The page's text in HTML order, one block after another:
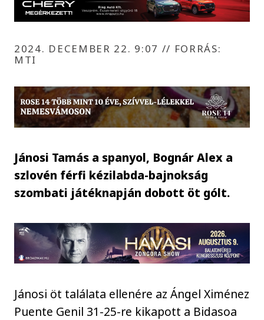
2024. DECEMBER 22. 9:07 // FORRÁS:
MTI
Jánosi Tamás a spanyol, Bognár Alex a
szlovén férfi kézilabda-bajnokság
szombati játéknapján dobott öt gólt.
Jánosi öt találata ellenére az Ángel Ximénez
Puente Genil 31-25-re kikapott a Bidasoa